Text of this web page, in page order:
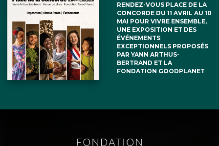
RENDEZ-VOUS PLACE DE LA
CONCORDE DU 11 AVRIL AU 10
MAI POUR VIVRE ENSEMBLE,
UNE EXPOSITION ET DES
ÉVÉNEMENTS
EXCEPTIONNELS PROPOSÉS
PAR YANN ARTHUS-
BERTRAND ET LA
FONDATION GOODPLANET